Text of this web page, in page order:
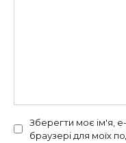
Зберегти моє ім'я,
браузері для моїх